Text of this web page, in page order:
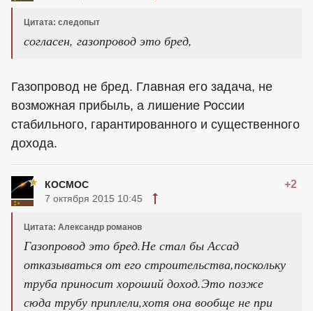
Цитата: следопыт
согласен, газопровод это бред,
Газопровод не бред. Главная его задача, не
возможная прибыль, а лишение России
стабильного, гарантированного и существенного
дохода.
КОСМОС +2
7 октября 2015 10:45
Цитата: Александр романов
Газопровод это бред.Не стал бы Ассад
отказываться от его строительства,поскольку
труба приносит хороший доход.Это позже
сюда трубу приплели,хотя она вообще не при